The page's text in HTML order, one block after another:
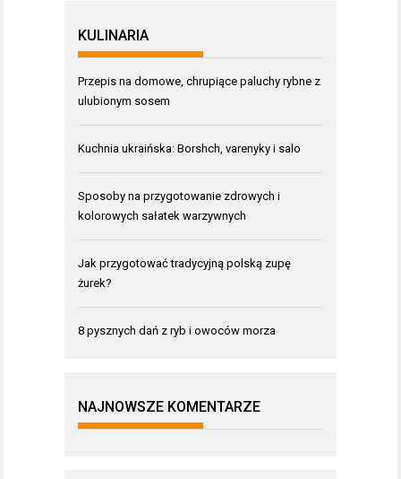
KULINARIA
Przepis na domowe, chrupiące paluchy rybne z
ulubionym sosem
Kuchnia ukraińska: Borshch, varenyky i salo
Sposoby na przygotowanie zdrowych i
kolorowych sałatek warzywnych
Jak przygotować tradycyjną polską zupę
żurek?
8 pysznych dań z ryb i owoców morza
NAJNOWSZE KOMENTARZE